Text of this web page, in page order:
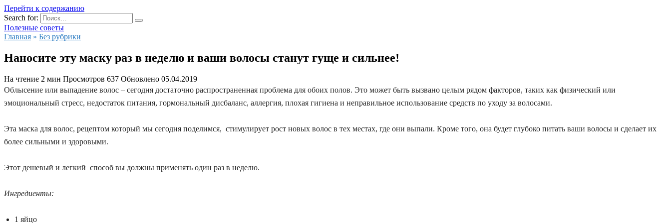
Перейти к содержанию
Search for:
Полезные советы
Главная » Без рубрики
Наносите эту маску раз в неделю и ваши волосы станут гуще и сильнее!
На чтение 2 мин Просмотров 637 Обновлено 05.04.2019
Облысение или выпадение волос – сегодня достаточно распространенная проблема для обоих полов. Это может быть вызвано целым рядом факторов, таких как физический или
эмоциональный стресс, недостаток питания, гормональный дисбаланс, аллергия, плохая гигиена и неправильное использование средств по уходу за волосами.
Эта маска для волос, рецептом который мы сегодня поделимся, стимулирует рост новых волос в тех местах, где они выпали. Кроме того, она будет глубоко питать ваши волосы и сделает их
более сильными и здоровыми.
Этот дешевый и легкий способ вы должны применять один раз в неделю.
Ингредиенты:
1 яйцо